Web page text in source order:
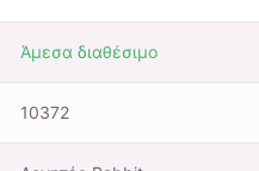
Άμεσα διαθέσιμο
10372